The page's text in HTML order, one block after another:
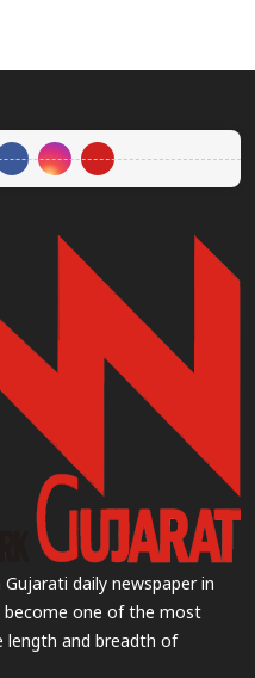
daily newspaper in
one of the most
length and breadth of